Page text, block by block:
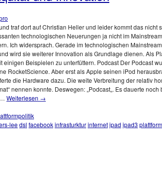
traf dort auf Christian Heller und leider kommt das
technologischen Neuerungen ja nicht im
Ich widersprach. Gerade im technologischen
wird sie weiterer Innovation als Grundlage dienen. Als
einigen Beispielen zu unterfüttern. Podcast Der Podcast
RocketScience. Aber erst als Apple seinen iPod
die Hardware dazu. Die weite Verbreitung der relativ
nennen konnte. Deswegen: „Podcast„. Es dauerte
Weiterlesen →
leedsl facebookinfrasturkturinternetipad ipad3